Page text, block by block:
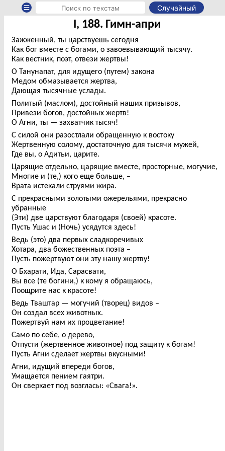
Случайный
I, 188. Гимн-апри
Зажженный, ты царствуешь сегодня
Как бог вместе с богами, о завоевывающий тысячу.
Как вестник, поэт, отвези жертвы!
О Танунапат, для идущего (путем) закона
Медом обмазывается жертва,
Дающая тысячные услады.
Политый (маслом), достойный наших призывов,
Привези богов, достойных жертв!
О Агни, ты — захватчик тысяч!
С силой они разостлали обращенную к востоку
Жертвенную солому, достаточную для тысячи мужей,
Где вы, о Адитьи, царите.
Царящие отдельно, царящие вместе, просторные, могучие,
Многие и (те,) кого еще больше, –
Врата истекали струями жира.
С прекрасными золотыми ожерельями, прекрасно
убранные
(Эти) две царствуют благодаря (своей) красоте.
Пусть Ушас и (Ночь) усядутся здесь!
Ведь (это) два первых сладкоречивых
Хотара, два божественных поэта –
Пусть пожертвуют они эту нашу жертву!
О Бхарати, Ида, Сарасвати,
Вы все (те богини,) к кому я обращаюсь,
Поощрите нас к красоте!
Ведь Тваштар — могучий (творец) видов –
Он создал всех животных.
Пожертвуй нам их процветание!
Само по себе, о дерево,
Отпусти (жертвенное животное) под защиту к богам!
Пусть Агни сделает жертвы вкусными!
Агни, идущий впереди богов,
Умащается пением гаятри.
Он сверкает под возгласы: «Свага!».